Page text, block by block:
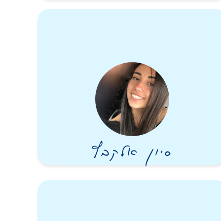
איתי מונה לתפקיד מ״מ ״אלון״ בפלוגה רובאית
מנחמות והפגין שלווה מלווה בעוצמה. בזמנו הפנוי
נהג להאזין באוזניות לשיעורי תורה.
בלב שלם האמין ביכולת שלו כמפקד לעשות טוב,
לחנך, לגדל דור של לוחמים ולהשפיע, ולכן הרבה
לשוחח עימם והשתדל להנחיל בהם ערכים של
אחווה, רעות ואהבת הארץ. וידא שחייליו ילמדו
על מבצעים צבאיים ועל מלחמות והטמיע בהם
את ערך החתירה למגע עם האויב. הוא הקפיד
עימם על כל פרט, בדיוק כפי שדרש מעצמו, דאג
לזכויותיהם, וכשבא בדרישות ממפקדיו לטובת
סיון אלקבץ